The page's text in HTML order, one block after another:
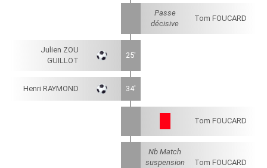
Passe
décisive
Tom FOUCARD
Julien ZOU
GUILLOT
25'
Henri RAYMOND 34'
Tom FOUCARD
Nb Match
suspension
Tom FOUCARD